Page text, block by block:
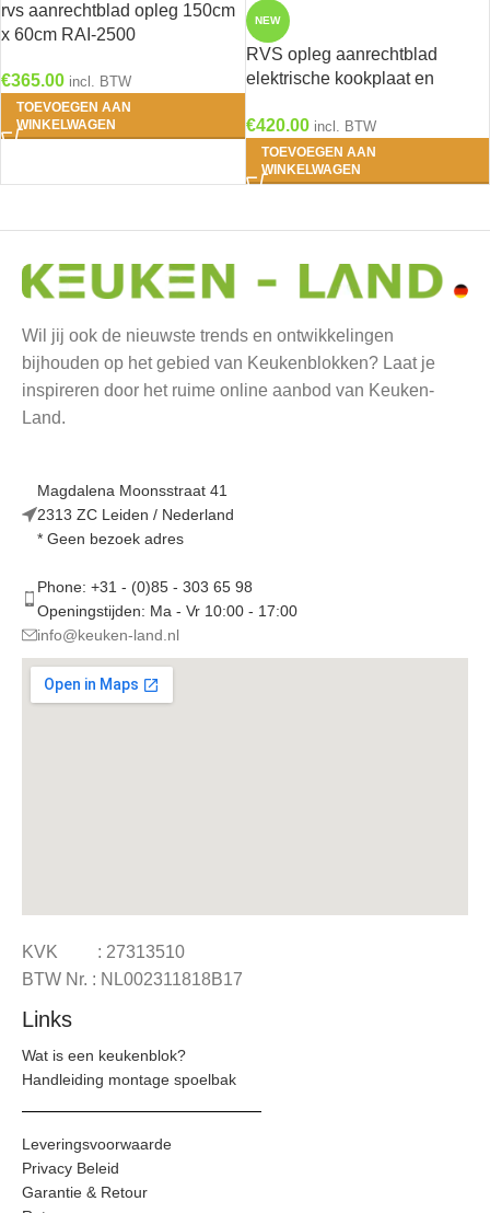
rvs aanrechtblad opleg 150cm
x 60cm RAI-2500
€365.00 incl. BTW
TOEVOEGEN AAN
WINKELWAGEN
NEW
RVS opleg aanrechtblad
elektrische kookplaat en
8348
€420.00 incl. BTW
TOEVOEGEN AAN
WINKELWAGEN
Wil jij ook de nieuwste trends en ontwikkelingen
bijhouden op het gebied van Keukenblokken? Laat je
inspireren door het ruime online aanbod van Keuken-
Land.
Magdalena Moonsstraat 41
2313 ZC Leiden / Nederland
* Geen bezoek adres
Phone: +31 - (0)85 - 303 65 98
Openingstijden: Ma - Vr 10:00 - 17:00
info@keuken-land.nl
KVK : 27313510
BTW Nr. : NL002311818B17
Links
Wat is een keukenblok?
Handleiding montage spoelbak
Leveringsvoorwaarde
Privacy Beleid
Garantie & Retour